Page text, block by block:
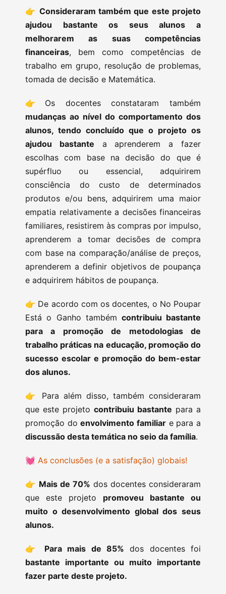
👉 Consideraram também que este projeto
ajudou bastante os seus alunos a
melhorarem as suas competências
financeiras, bem como competências de
trabalho em grupo, resolução de problemas,
tomada de decisão e Matemática.
👉 Os docentes constataram também
mudanças ao nível do comportamento dos
alunos, tendo concluído que o projeto os
ajudou bastante a aprenderem a fazer
escolhas com base na decisão do que é
supérfluo ou essencial, adquirirem
consciência do custo de determinados
produtos e/ou bens, adquirirem uma maior
empatia relativamente a decisões financeiras
familiares, resistirem às compras por impulso,
aprenderem a tomar decisões de compra
com base na comparação/análise de preços,
aprenderem a definir objetivos de poupança
e adquirirem hábitos de poupança.
👉 De acordo com os docentes, o No Poupar
Está o Ganho também contribuiu bastante
para a promoção de metodologias de
trabalho práticas na educação, promoção do
sucesso escolar e promoção do bem-estar
dos alunos.
👉 Para além disso, também consideraram
que este projeto contribuiu bastante para a
promoção doenvolvimento familiar e para a
discussão desta temática no seio da família.
💓 As conclusões (e a satisfação) globais!
👉 Mais de 70% dos docentes consideraram
que este projeto promoveu bastante ou
muito o desenvolvimento global dos seus
alunos.
👉 Para mais de 85% dos docentes foi
bastante importante ou muito importante
fazer parte deste projeto.